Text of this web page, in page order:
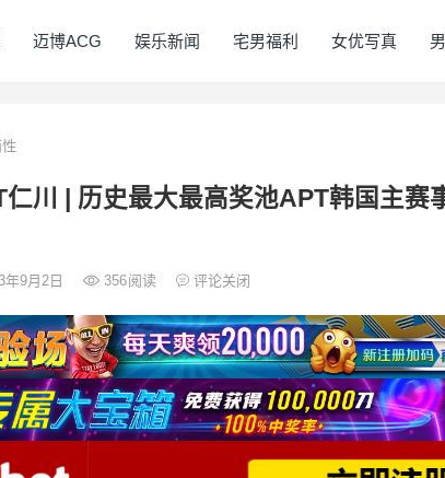
迈博ACG 娱乐新闻 宅男福利 女优写真
仁川 | 历史最大最高奖池APT韩国主
年9月2日 356阅读 评论关闭